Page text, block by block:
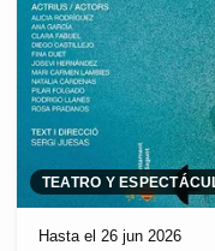
TEATRO Y
Hasta el 26 jun 2026